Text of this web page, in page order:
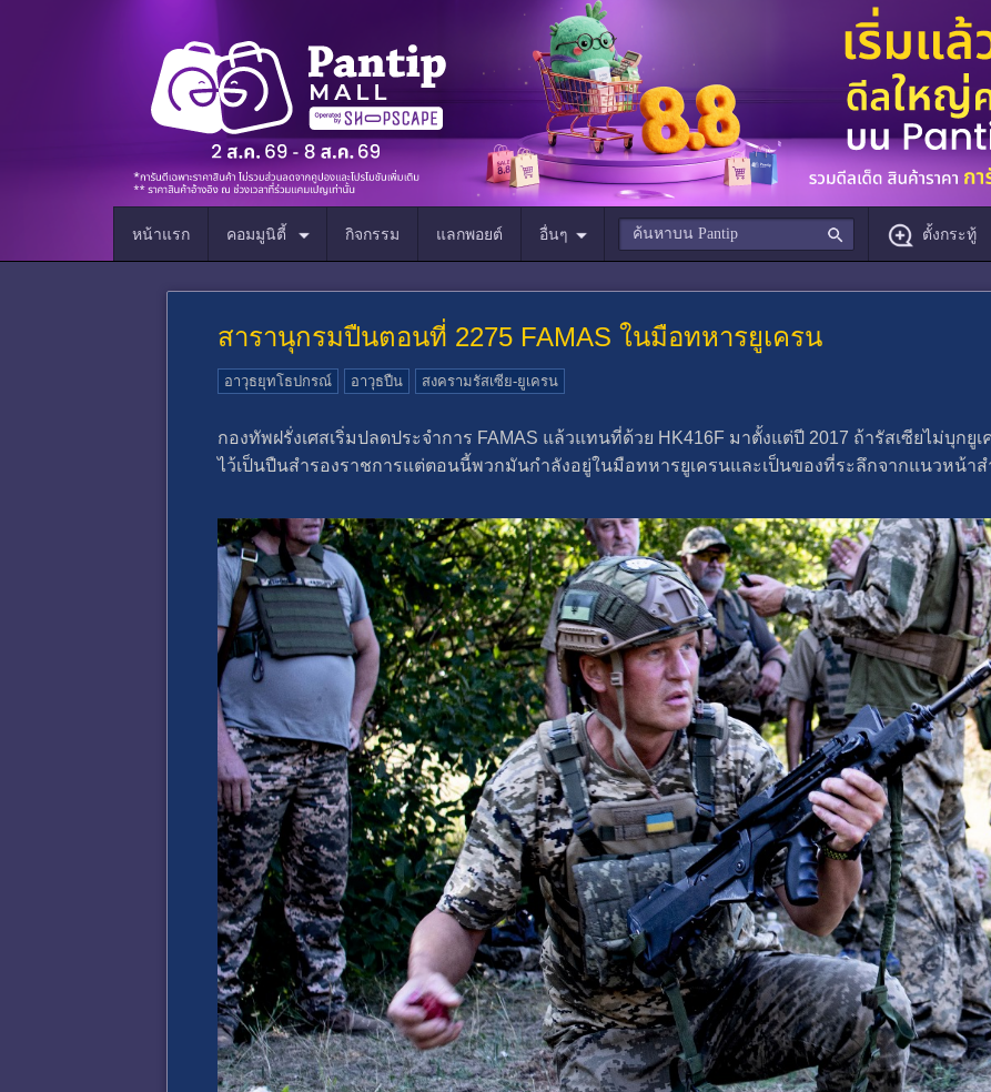
หน้าแรก คอมมูนิตี้ กิจกรรม แลกพอยต์ อื่นๆ ตั้งกระทู้
สารานุกรมปืนตอนที่ 2275 FAMAS ในมือทหารยูเครน
อาวุธยุทโธปกรณ์ อาวุธปืน สงครามรัสเซีย-ยูเครน
กองทัพฝรั่งเศสเริ่มปลดประจำการ FAMAS แล้วแทนที่ด้วย HK416F มาตั้งแต่ปี 2017 ถ้ารัสเซียไม่บุกยู
ไว้เป็นปืนสำรองราชการแต่ตอนนี้พวกมันกำลังอยู่ในมือทหารยูเครนและเป็นของที่ระลึกจากแนวหน้า